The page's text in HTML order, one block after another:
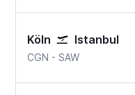
Köln Istanbul
CGN Köln Bonn
- SAW